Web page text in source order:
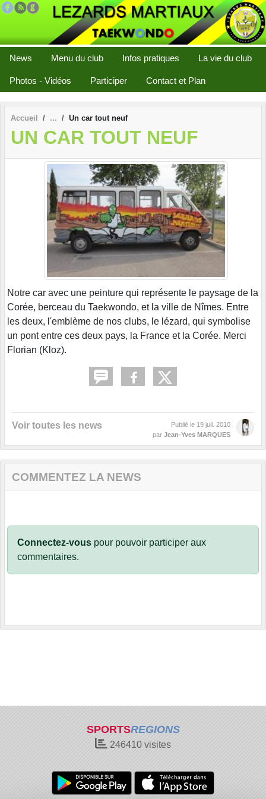
News Menu du club Infos pratiques La vie du club
Photos - Vidéos Participer Contact et Plan
Accueil Un car tout neuf
UN CAR TOUT NEUF
Notre car avec une peinture qui représente le paysage de la
Corée, berceau du Taekwondo, et la ville de Nîmes. Entre
les deux, l'emblème de nos clubs, le lézard, qui symbolise
un pont entre ces deux pays, la France et la Corée. Merci
Florian (Kloz).
Voir toutes les news Publié le 19 juil. 2010
par Jean-Yves MARQUES
COMMENTEZ LA NEWS
Connectez-vous pour pouvoir participer aux
commentaires.
SPORTSREGIONS
246410 visites
Panneau de gestion des cookies